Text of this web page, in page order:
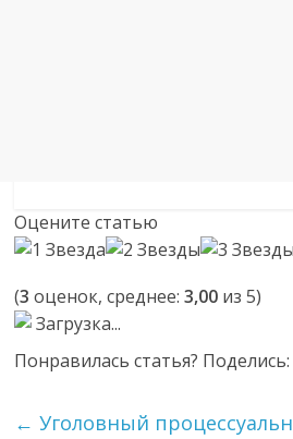
Оцените статью
(3 оценок, среднее:3,00 из 5)
Загрузка...
Понравилась статья? Поделись:
← Уголовный